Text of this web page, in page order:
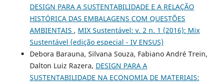
DESIGN PARA A SUSTENTABILIDADE E A RELAÇÃO
HISTÓRICA DAS EMBALAGENS COM QUESTÕES
AMBIENTAIS , MIX Sustentável: v. 2 n. 1 (2016): Mix
Sustentável (edição especial - IV ENSUS)
Debora Barauna, Silvana Souza, Fabiano André Trein,
Dalton Luiz Razera, DESIGN PARA A
SUSTENTABILIDADE NA ECONOMIA DE MATERIAIS: